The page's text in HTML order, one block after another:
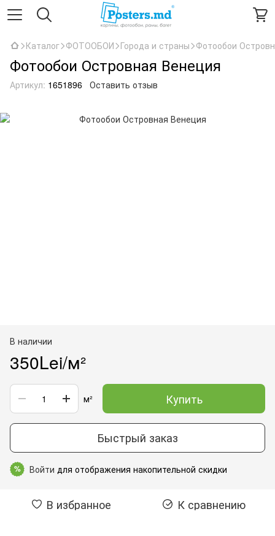
Каталог ФОТООБОИ Города и страны Фотообои
Фотообои Островная Венеция
Артикул: 1651896 Оставить отзыв
В наличии
350Lei/м²
м² Купить
Быстрый заказ
% Войти для отображения накопительной скидки
В избранное К сравнению